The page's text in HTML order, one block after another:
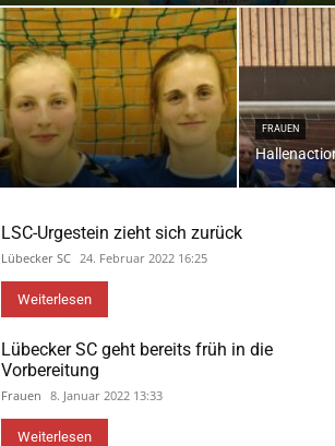
FRAUEN
LSC-Urgestein zieht sich zurück
Lübecker SC 24. Februar 2022 16:25
Weiterlesen
Lübecker SC geht bereits früh in die
Vorbereitung
Frauen 8. Januar 2022 13:33
Weiterlesen